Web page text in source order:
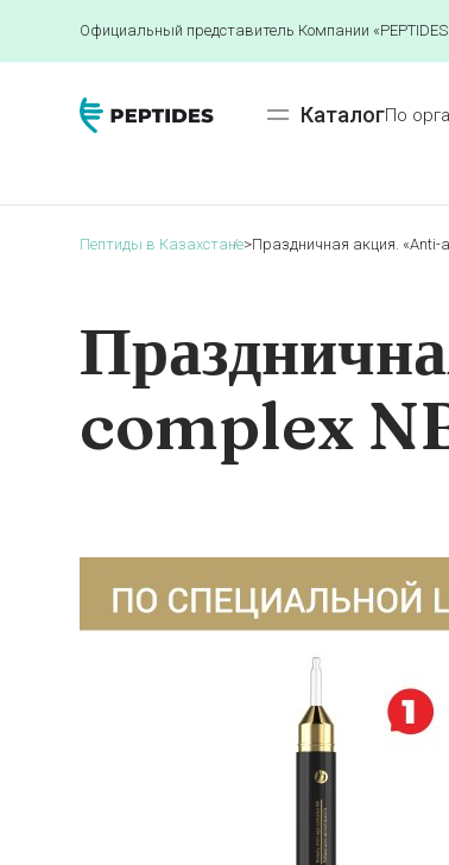
Официальный представитель Компании
КаталогПо
Пептиды в Казахстане>Праздничная акция. «Anti-
complex